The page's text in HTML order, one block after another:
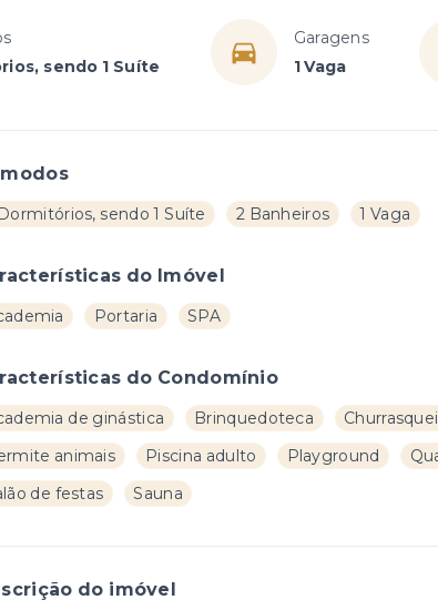
sendo 1 Suíte
Garagens
1 Vaga
sendo 1 Suíte 2 Banheiros 1 Vaga
do Imóvel
Portaria SPA
do Condomínio
de ginástica Brinquedoteca
animais
Piscina adulto Playground
de festas
Sauna
do imóvel